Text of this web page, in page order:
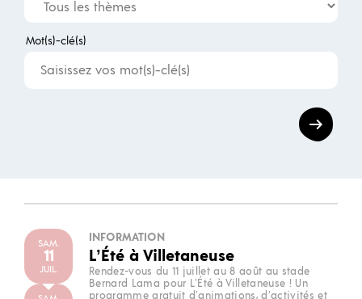
Mot(s)-clé(s)
SAM.
11
JUIL.
INFORMATION
L’Été à Villetaneuse
Rendez-vous du 11 juillet au 8 août au stade
Bernard Lama pour L’Été à Villetaneuse ! Un
programme gratuit d’animations, d’activités et